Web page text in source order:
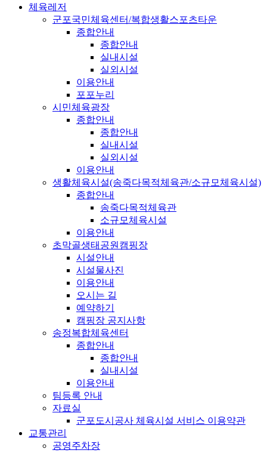
체육레저
군포국민체육센터/복합생활스포츠타운
종합안내
종합안내
실내시설
실외시설
이용안내
포포누리
시민체육광장
종합안내
종합안내
실내시설
실외시설
이용안내
생활체육시설(송죽다목적체육관/소규모체육시설)
종합안내
송죽다목적체육관
소규모체육시설
이용안내
초막골생태공원캠핑장
시설안내
시설물사진
이용안내
오시는 길
예약하기
캠핑장 공지사항
송정복합체육센터
종합안내
종합안내
실내시설
이용안내
팀등록 안내
자료실
군포도시공사 체육시설 서비스 이용약관
교통관리
공영주차장